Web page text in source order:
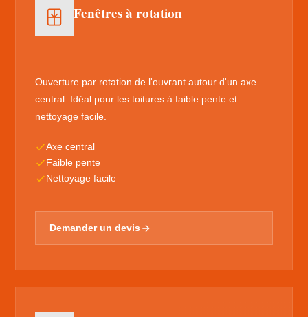
Fenêtres à rotation
Ouverture par rotation de l'ouvrant autour d'un axe
central. Idéal pour les toitures à faible pente et
nettoyage facile.
Axe central
Faible pente
Nettoyage facile
Demander un devis